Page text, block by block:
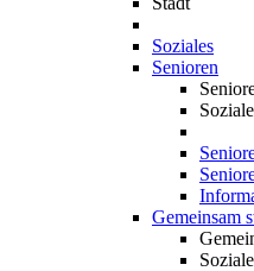
Soziales
Senioren
Gemeinsam